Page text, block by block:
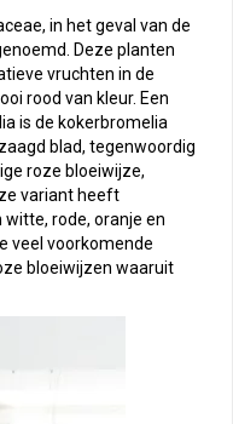
in het geval van de
Deze planten
vruchten in de
rood van kleur. Een
is de kokerbromelia
blad, tegenwoordig
roze bloeiwijze,
variant heeft
rode, oranje en
veel voorkomende
bloeiwijzen waaruit